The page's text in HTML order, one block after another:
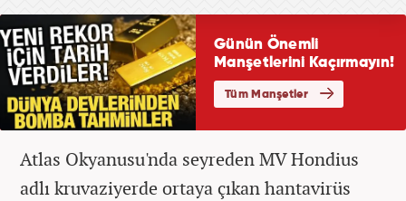
Atlas Okyanusu'nda seyreden MV Hondius
adlı kruvaziyerde ortaya çıkan hantavirüs